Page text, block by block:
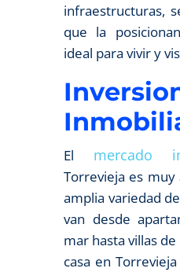
infraestructuras,
que la
ideal para vivir y
El mercado
Torrevieja es muy
amplia variedad
van desde
mar hasta villas
casa en